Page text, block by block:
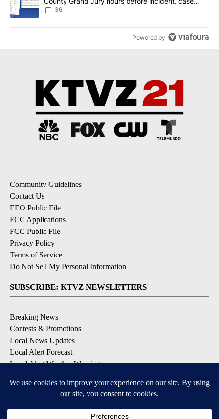
dismissed following death
36
Powered by
Community Guidelines
Contact Us
EEO Public File
FCC Applications
FCC Public File
Privacy Policy
Terms of Service
Do Not Sell My Personal Information
SUBSCRIBE: KTVZ NEWSLETTERS
Breaking News
Contests & Promotions
Local News Updates
Local Alert Forecast
Local Alert Weather Warnings
DOWNLOAD: KTVZ APPS
Apple & Google Play Stores